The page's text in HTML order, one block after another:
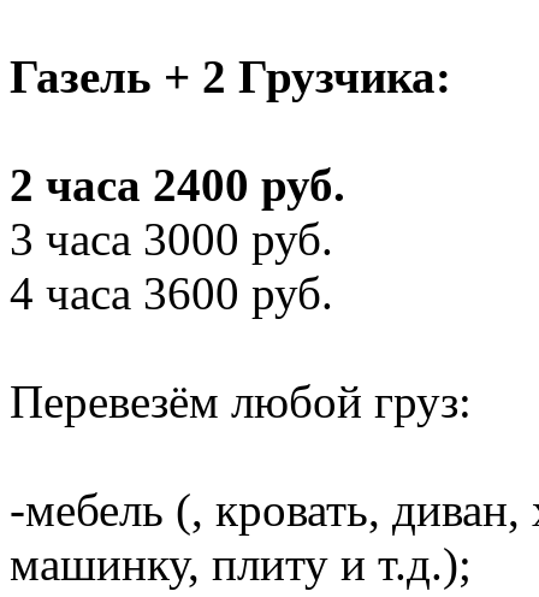
Газель + 2 Грузчика:
2 часа 2400 руб.
3 часа 3000 руб.
4 часа 3600 руб.
Перевезём любой груз:
-мебель (, кровать,
машинку, плиту и т.д.);